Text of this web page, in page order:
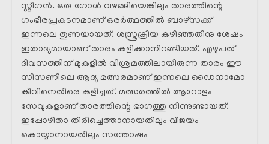
സ്റ്റീഗൻ. ഒരു ഗോൾ വഴങ്ങിയെങ്കിലും താരത്തിന്റെ
ഗംഭീരപ്രകടനമാണ് ഒരർത്ഥത്തിൽ ബാഴ്‌സക്ക്
ഇന്നലെ തുണയായത്. ശസ്ത്രക്രിയ കഴിഞ്ഞതിനു ശേഷം
ഇതാദ്യമായാണ് താരം കളിക്കാനിറങ്ങിയത്. എഴുപത്
ദിവസത്തിന് മുകളിൽ വിശ്രമത്തിലായിരുന്ന താരം ഈ
സീസണിലെ ആദ്യ മത്സരമാണ് ഇന്നലെ ഡൈനാമോ
കീവിനെതിരെ കളിച്ചത്. മത്സരത്തിൽ ആറോളം
സേവുകളാണ് താരത്തിന്റെ ഭാഗത്തു നിന്നുണ്ടായത്.
ഇപ്പോഴിതാ തിരിച്ചെത്താനായതിലും വിജയം
കൊയ്യാനായതിലും സന്തോഷം